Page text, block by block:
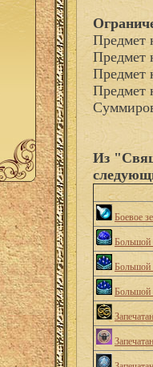
Предмет
Предмет
Предмет
Предмет
Из
Боевое
Большой
Большой
Большой